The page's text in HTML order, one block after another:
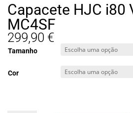
Capacete HJC i80
MC4SF
299,90 €
Tamanho
Cor